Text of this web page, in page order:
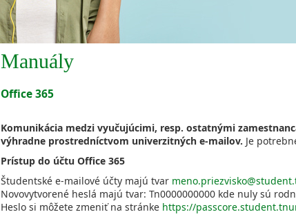
Manuály
Office 365
Komunikácia medzi vyučujúcimi, resp. ostatnými
výhradne prostredníctvom univerzitných e-mailov. Je
Prístup do účtu Office 365
Študentské e-mailové účty majú tvar
Novovytvorené heslá majú tvar: Tn0000000000 kde nuly sú
Heslo si môžete zmeniť na stránke https://